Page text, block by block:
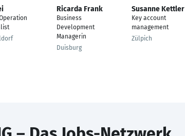
Ricarda Frank
Business
Development
Managerin
Duisburg
Susanne Kettler
Key account
management
Zülpich